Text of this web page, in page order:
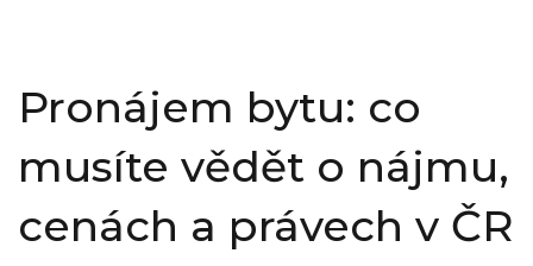
Pronájem bytu: co
musíte vědět o nájmu,
cenách a právech v ČR